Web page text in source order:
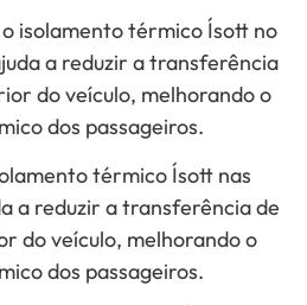
o isolamento térmicoÍsott no
a reduzir a transferência
do veículo, melhorando o
dos passageiros.
térmicoÍsott nas
a reduzir a transferência de
do veículo, melhorando o
dos passageiros.